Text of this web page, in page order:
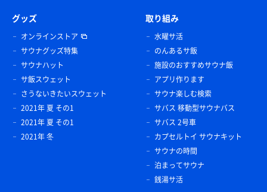
グッズ
オンラインストア
サウナグッズ特集
サウナハット
サ飯スウェット
さうないきたいスウェット
2021年 夏 その1
2021年 夏 その1
2021年 冬
取り組み
水曜サ活
のんあるサ飯
施設のおすすめサウナ飯
アプリ作ります
サウナ楽しむ検索
サバス 移動型サウナバス
サバス 2号車
カプセルトイ サウナキット
サウナの時間
泊まってサウナ
銭湯サ活